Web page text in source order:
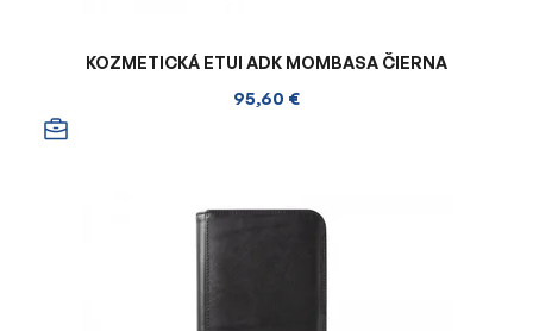
KOZMETICKÁ ETUI ADK MOMBASA ČIERNA
95,60 €